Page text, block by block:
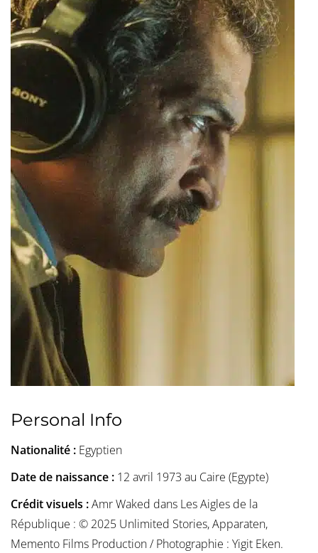
Personal Info
Nationalité : Egyptien
Date de naissance : 12 avril 1973 au Caire (Egypte)
Crédit visuels :Amr Waked dans Les Aigles de la
République : © 2025 Unlimited Stories, Apparaten,
Memento Films Production / Photographie : Yigit Eken.